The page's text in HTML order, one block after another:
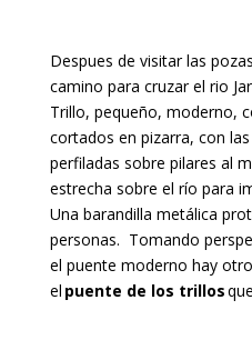
Despues de visitar las
camino para cruzar el rio
Trillo, pequeño, moderno,
cortados en pizarra, con
perfiladas sobre pilares al
estrecha sobre el río para
Una barandilla metálica
personas. Tomando
el puente moderno hay
el puente de los trillos